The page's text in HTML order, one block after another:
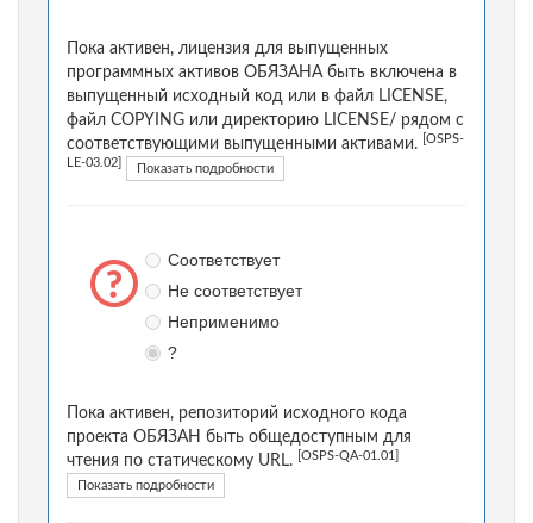
Пока активен, лицензия для выпущенных
программных активов ОБЯЗАНА быть включена в
выпущенный исходный код или в файл LICENSE,
файл COPYING или директорию LICENSE/ рядом с
соответствующими выпущенными активами.
[OSPS-
LE-03.02] Показать подробности
Соответствует
Не соответствует
Неприменимо
?
Пока активен, репозиторий исходного кода
проекта ОБЯЗАН быть общедоступным для
чтения по статическому URL.
[OSPS-QA-01.01]
Показать подробности